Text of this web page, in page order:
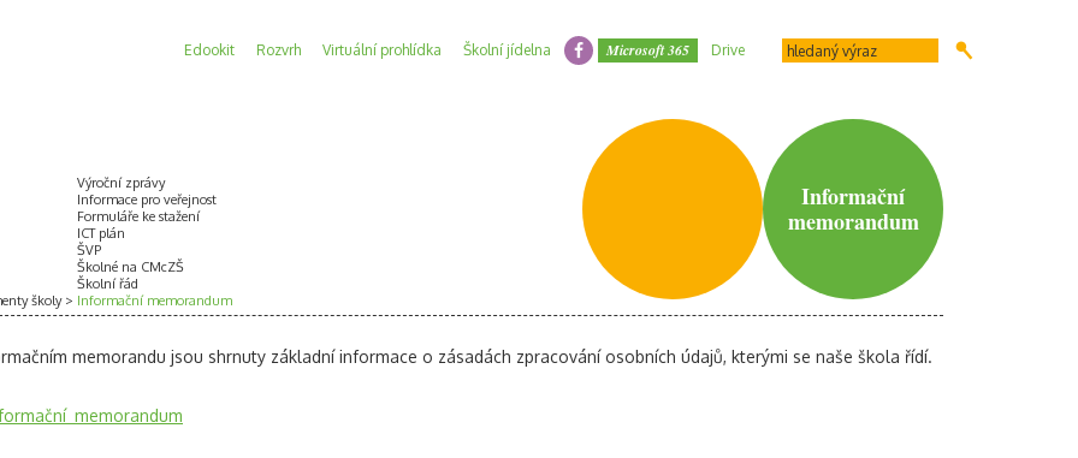
Edookit Rozvrh Virtuální prohlídka Školní jídelna Microsoft 365 Drive
školy
Výroční zprávy
Informace pro veřejnost
Formuláře ke stažení
ICT plán
ŠVP
Školné na CMcZŠ
Školní řád
Informační memorandum
Informační
memorandum
memorandu jsou shrnuty základní informace o zásadách zpracování osobních údajů, kterými se naše škola řídí.